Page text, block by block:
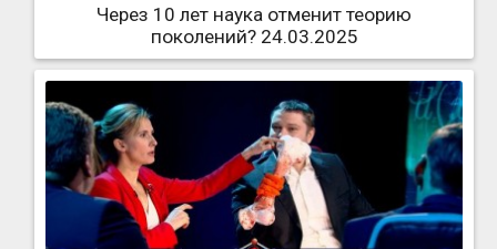
Через 10 лет наука отменит теорию
поколений? 24.03.2025